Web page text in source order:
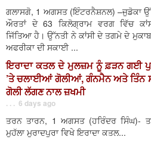
ਗਲਾਸਗੋ, 1 ਅਗਸਤ (ਇੰਟਰਨੈਸ਼ਨਲ) –ਜੁਡੋਕਾ
ਔਰਤਾਂ ਦੇ 63 ਕਿਲੋਗ੍ਰਾਮ ਵਰਗ ਵਿੱਚ
ਜਿੱਤਿਆ ਹੈ। ਉੱਨਤੀ ਨੇ ਕਾਂਸੀ ਦੇ ਤਗਮੇ ਦੇ
ਅਫਰੀਕਾ ਦੀ ਸਕਾਈ ...
ਇਰਾਦਾ ਕਤਲ ਦੇ ਮੁਲਜ਼ਮ ਨੂੰ ਫ਼ੜਨ ਗਈ
’ਤੇ ਚਲਾਈਆਂ ਗੋਲੀਆਂ, ਗੰਨਮੈਨ ਅਤੇ ਤਿੰਨ
ਗੋਲੀ ਲੱਗਣ ਨਾਲ ਜ਼ਖਮੀ
. . . 6 days ago
ਤਰਨ ਤਾਰਨ, 1 ਅਗਸਤ (ਹਰਿੰਦਰ ਸਿੰਘ)-
ਮੁਹੱਲਾ ਮੁਰਾਦਪੁਰਾ ਵਿਖੇ ਇਰਾਦਾ ਕਤਲ...